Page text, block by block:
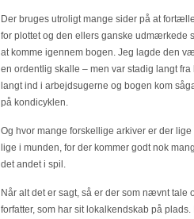
Der bruges utroligt mange sider på at
for plottet og den ellers ganske udmærkede
at komme igennem bogen. Jeg lagde den
en ordentlig skalle – men var stadig langt
langt ind i arbejdsugerne og bogen kom
på kondicyklen.
Og hvor mange forskellige arkiver er der
lige i munden, for der kommer godt nok
det andet i spil.
Når alt det er sagt, så er der som nævnt
forfatter, som har sit lokalkendskab på